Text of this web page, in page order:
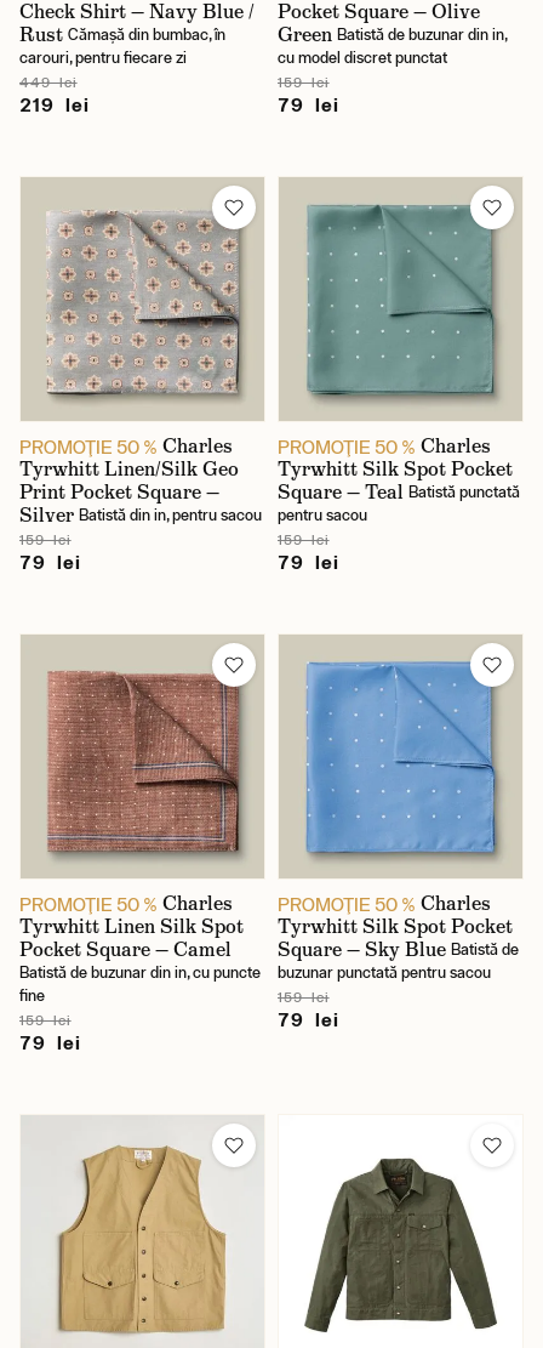
Check Shirt — Navy Blue /
Rust Cămașă din bumbac, în
carouri, pentru fiecare zi
449 lei
219 lei
Pocket Square — Olive
Green Batistă de buzunar din in,
cu model discret punctat
159 lei
79 lei
PROMOŢIE 50 % Charles
Tyrwhitt Linen/Silk Geo
Print Pocket Square —
Silver Batistă din in, pentru sacou
159 lei
79 lei
PROMOŢIE 50 % Charles
Tyrwhitt Silk Spot Pocket
Square — Teal Batistă punctată
pentru sacou
159 lei
79 lei
PROMOŢIE 50 % Charles
Tyrwhitt Linen Silk Spot
Pocket Square — Camel
Batistă de buzunar din in, cu puncte
fine
159 lei
79 lei
PROMOŢIE 50 % Charles
Tyrwhitt Silk Spot Pocket
Square — Sky Blue Batistă de
buzunar punctată pentru sacou
159 lei
79 lei